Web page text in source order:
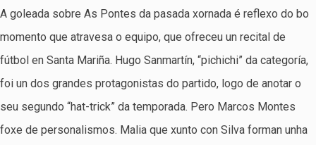
A goleada sobre As Pontes da pasada xornada é reflexo do bo
momento que atravesa o equipo, que ofreceu un recital de
fútbol en Santa Mariña. Hugo Sanmartín, “pichichi” da categoría,
foi un dos grandes protagonistas do partido, logo de anotar o
seu segundo “hat-trick” da temporada. Pero Marcos Montes
foxe de personalismos. Malia que xunto con Silva forman unha